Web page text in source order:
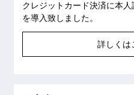
クレジットカード決済に本人
を導入致しました。
詳しくは